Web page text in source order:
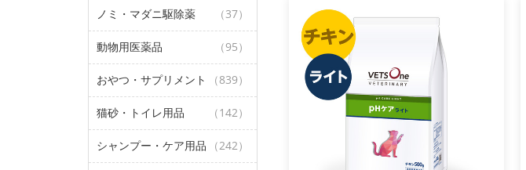
ノミ・マダニ駆除薬 （37）
動物用医薬品 （95）
おやつ・サプリメント （839）
猫砂・トイレ用品 （142）
シャンプー・ケア用品 （242）